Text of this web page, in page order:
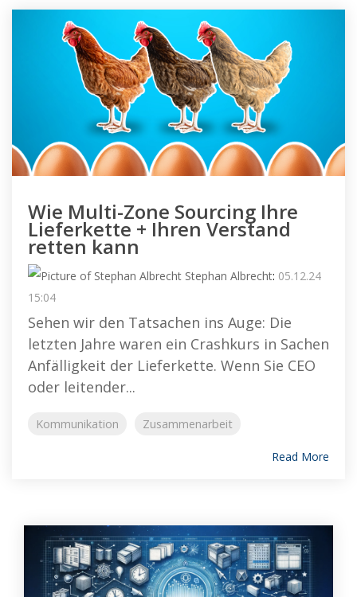
Wie Multi-Zone Sourcing Ihre
Lieferkette + Ihren Verstand
retten kann
Stephan Albrecht: 05.12.24
15:04
Sehen wir den Tatsachen ins Auge: Die
letzten Jahre waren ein Crashkurs in Sachen
Anfälligkeit der Lieferkette. Wenn Sie CEO
oder leitender...
Kommunikation Zusammenarbeit
Read More